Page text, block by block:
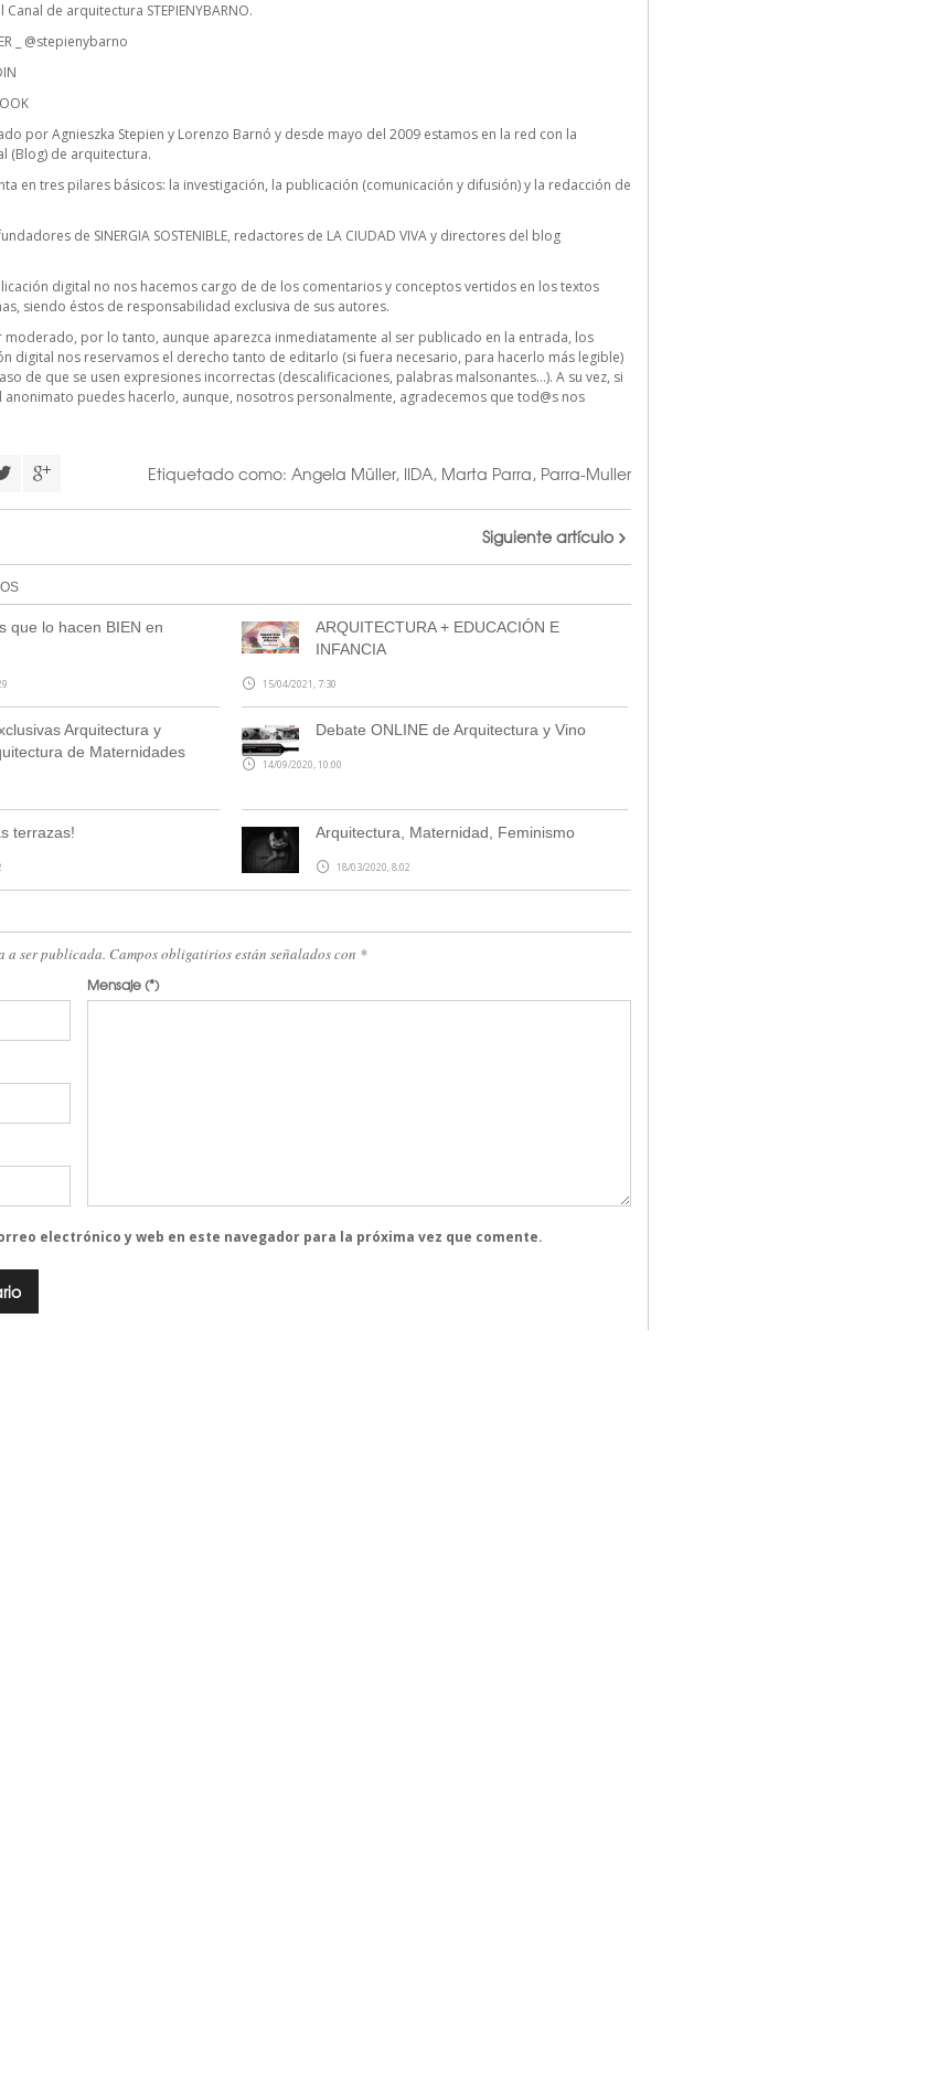
de arquitectura STEPIENYBARNO.
_ @stepienybarno
por Agnieszka Stepien y Lorenzo Barnó y desde mayo del 2009 estamos en la red con la
(Blog) de arquitectura.
en tres pilares básicos: la investigación, la publicación (comunicación y difusión) y la redacción de
de SINERGIA SOSTENIBLE, redactores de LA CIUDAD VIVA y directores del blog
digital no nos hacemos cargo de de los comentarios y conceptos vertidos en los textos
siendo éstos de responsabilidad exclusiva de sus autores.
por lo tanto, aunque aparezca inmediatamente al ser publicado en la entrada, los
digital nos reservamos el derecho tanto de editarlo (si fuera necesario, para hacerlo más legible)
de que se usen expresiones incorrectas (descalificaciones, palabras malsonantes…). A su vez, si
puedes hacerlo, aunque, nosotros personalmente, agradecemos que tod@s nos
Etiquetado como: Angela Müller, IIDA, Marta Parra, Parra-Muller
Siguiente artículo
que lo hacen BIEN en
ARQUITECTURA + EDUCACIÓN E
INFANCIA
15/04/2021, 7:30
Arquitectura y
de Maternidades
Debate ONLINE de Arquitectura y Vino
14/09/2020, 10:00
terrazas! Arquitectura, Maternidad, Feminismo
18/03/2020, 8:02
a ser publicada. Campos obligatirios están señalados con *
Mensaje(*)
electrónico y web en este navegador para la próxima vez que comente.